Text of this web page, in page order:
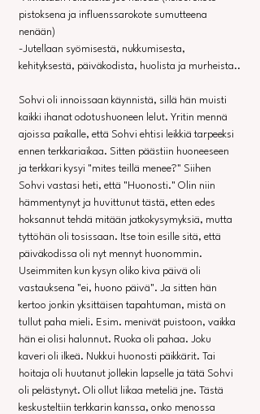
pistoksena ja influenssarokote sumutteena
nenään)
-Jutellaan syömisestä, nukkumisesta,
kehityksestä, päiväkodista, huolista ja murheista..
Sohvi oli innoissaan käynnistä, sillä hän muisti
kaikki ihanat odotushuoneen lelut. Yritin mennä
ajoissa paikalle, että Sohvi ehtisi leikkiä tarpeeksi
ennen terkkariaikaa. Sitten päästiin huoneeseen
ja terkkari kysyi "mites teillä menee?" Siihen
Sohvi vastasi heti, että "Huonosti." Olin niin
hämmentynyt ja huvittunut tästä, etten edes
hoksannut tehdä mitään jatkokysymyksiä, mutta
tyttöhän oli tosissaan. Itse toin esille sitä, että
päiväkodissa oli nyt mennyt huonommin.
Useimmiten kun kysyn oliko kiva päivä oli
vastauksena "ei, huono päivä". Ja sitten hän
kertoo jonkin yksittäisen tapahtuman, mistä on
tullut paha mieli. Esim. menivät puistoon, vaikka
hän ei olisi halunnut. Ruoka oli pahaa. Joku
kaveri oli ilkeä. Nukkui huonosti päikkärit. Tai
hoitaja oli huutanut jollekin lapselle ja tätä Sohvi
oli pelästynyt. Oli ollut liikaa meteliä jne. Tästä
keskusteltiin terkkarin kanssa, onko menossa